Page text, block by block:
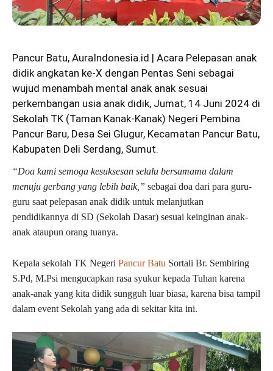
Pancur Batu, AuraIndonesia.id | Acara Pelepasan anak
didik angkatan ke-X dengan Pentas Seni sebagai
wujud menambah mental anak anak sesuai
perkembangan usia anak didik, Jumat, 14 Juni 2024 di
Sekolah TK (Taman Kanak-Kanak) Negeri Pembina
Pancur Baru, Desa Sei Glugur, Kecamatan Pancur Batu,
Kabupaten Deli Serdang, Sumut.
“Doa kami semoga kesuksesan selalu bersamamu dalam
menuju gerbang yang lebih baik,” sebagai doa dari para guru-
guru saat pelepasan anak didik untuk melanjutkan
pendidikannya di SD (Sekolah Dasar) sesuai keinginan anak-
anak ataupun orang tuanya.
Kepala sekolah TK Negeri Pancur Batu Sortali Br. Sembiring
S.Pd, M.Psi mengucapkan rasa syukur kepada Tuhan karena
anak-anak yang kita didik sungguh luar biasa, karena bisa tampil
dalam event Sekolah yang ada di sekitar kita ini.